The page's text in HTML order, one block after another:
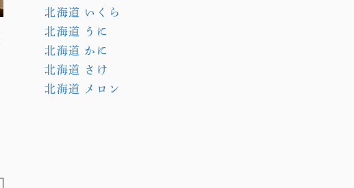
北海道 いくら
北海道 うに
北海道 かに
北海道 さけ
北海道 メロン